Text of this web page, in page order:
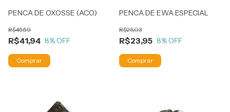
PENCA DE OXOSSE (ACO)
R$41,94
R$45,59
8% OFF
PENCA DE EWA ESPECIAL
R$23,95
R$26,03
8% OFF